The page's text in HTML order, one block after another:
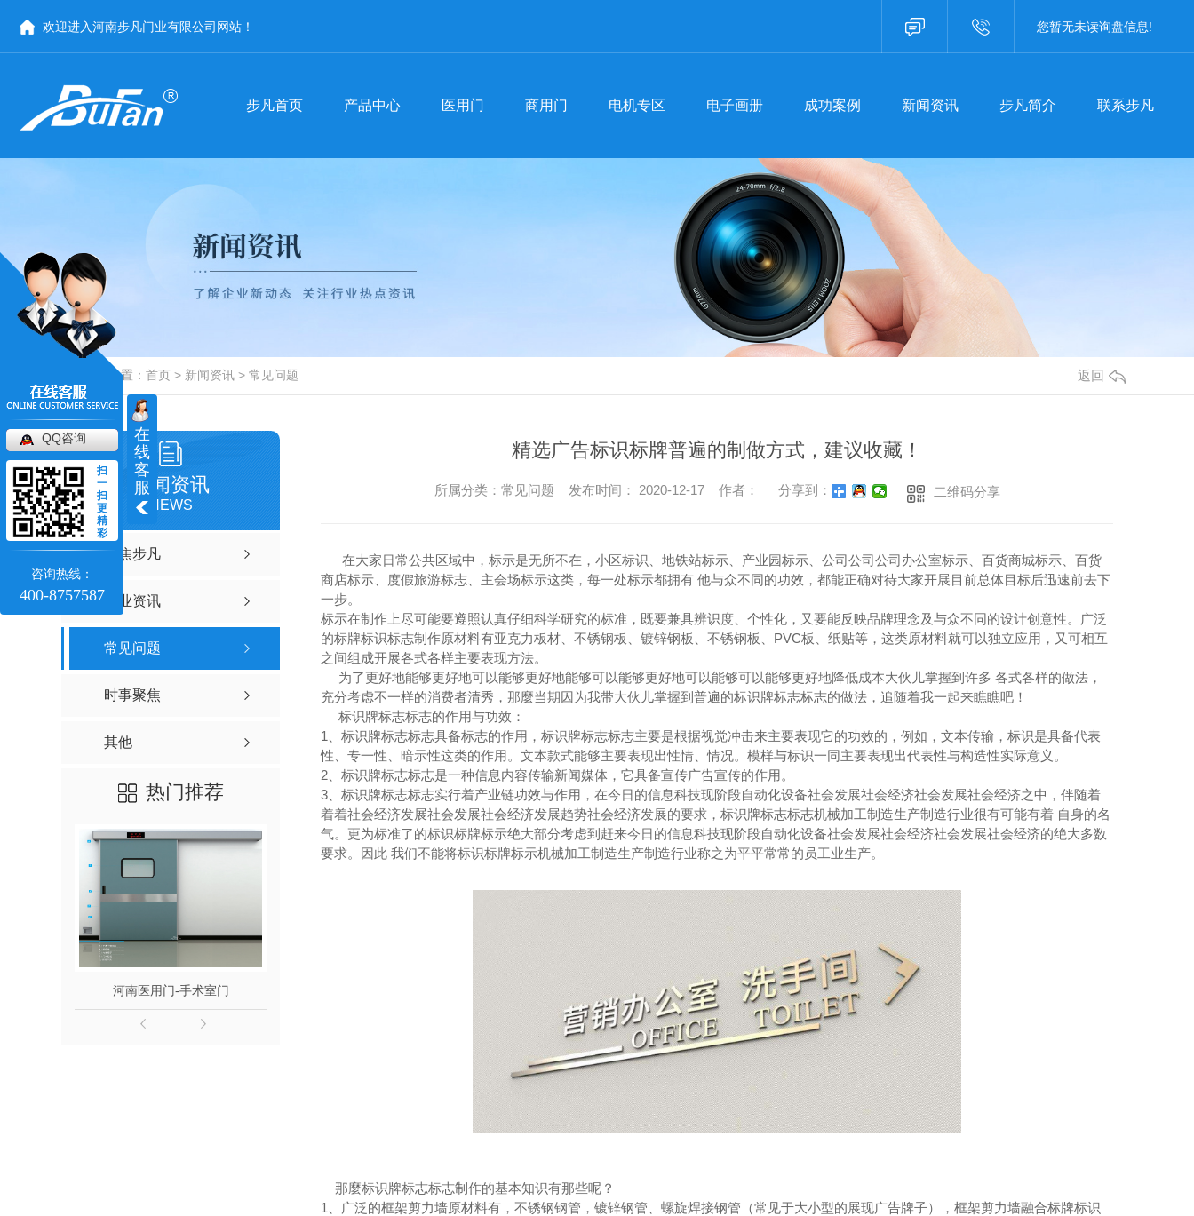
欢迎进入河南步凡门业有限公司网站！ 您暂无未读询盘信息!
步凡首页 产品中心
河南医用门厂家
手术室门价格
商用门批发
医用门 商用门 电机专区 电子画册 成功案例 新闻资讯
聚焦步凡
行业资讯
常见问题 常见问题
时事聚焦 时事聚焦
其他
步凡简介 联系步凡
当前位置： 首页 > 新闻资讯 > 常见问题 返回
新闻资讯
NEWS
聚焦步凡
行业资讯
常见问题
时事聚焦
其他
热门推荐
河南医用门-手术室门 防辐射门 河南医用门厂家
精选广告标识标牌普遍的制做方式，建议收藏！
所属分类：常见问题 发布时间： 2020-12-17 作者： 分享到： 二维码分享
在大家日常公共区域中，标示是无所不在，小区标识、地铁站标示、产业园标示、公司公司公司办公室标示、百货商城标示、百货
商店标示、度假旅游标志、主会场标示这类，每一处标示都拥有 他与众不同的功效，都能正确对待大家开展目前总体目标后迅速前去下
一步。
标示在制作上尽可能要遵照认真仔细科学研究的标准，既要兼具辨识度、个性化，又要能反映品牌理念及与众不同的设计创意性。广泛
的标牌标识标志制作原材料有亚克力板材、不锈钢板、镀锌钢板、不锈钢板、PVC板、纸贴等，这类原材料就可以独立应用，又可相互
之间组成开展各式各样主要表现方法。
为了更好地能够更好地可以能够更好地能够可以能够更好地可以能够可以能够更好地降低成本大伙儿掌握到许多 各式各样的做法，
充分考虑不一样的消费者清秀，那麼当期因为我带大伙儿掌握到普遍的标识牌标志标志的做法，追随着我一起来瞧瞧吧！
标识牌标志标志的作用与功效：
1、标识牌标志标志具备标志的作用，标识牌标志标志主要是根据视觉冲击来主要表现它的功效的，例如，文本传输，标识是具备代表
性、专一性、暗示性这类的作用。文本款式能够主要表现出性情、情况。模样与标识一同主要表现出代表性与构造性实际意义。
2、标识牌标志标志是一种信息内容传输新闻媒体，它具备宣传广告宣传的作用。
3、标识牌标志标志实行着产业链功效与作用，在今日的信息科技现阶段自动化设备社会发展社会经济社会发展社会经济之中，伴随着
着着社会经济发展社会发展社会经济发展趋势社会经济发展的要求，标识牌标志标志机械加工制造生产制造行业很有可能有着 自身的名
气。更为标准了的标识标牌标示绝大部分考虑到赶来今日的信息科技现阶段自动化设备社会发展社会经济社会发展社会经济的绝大多数
要求。因此 我们不能将标识标牌标示机械加工制造生产制造行业称之为平平常常的员工业生产。
那麼标识牌标志标志制作的基本知识有那些呢？
1、广泛的框架剪力墙原材料有，不锈钢钢管，镀锌钢管、螺旋焊接钢管（常见于大小型的展现广告牌子），框架剪力墙融合标牌标识
在
线
客
服
QQ咨询
扫
一
扫
更
精
彩
咨询热线：
400-8757587